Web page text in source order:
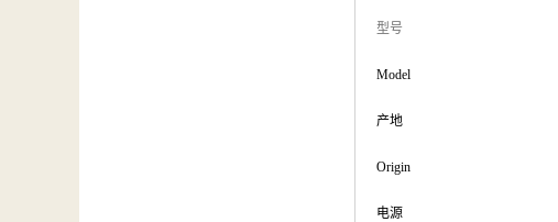
型号
Model
产地
Origin
电源